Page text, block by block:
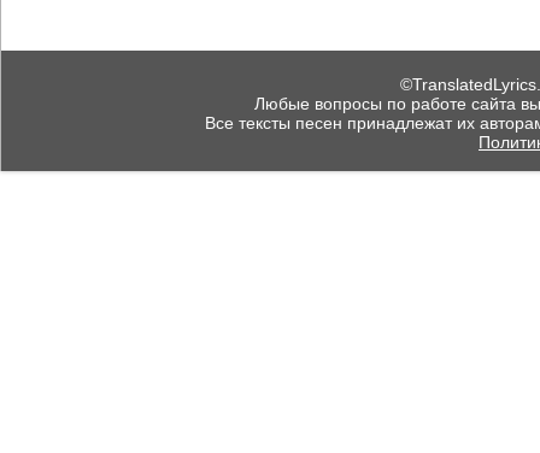
Любые вопросы по работе сайта
Все тексты песен принадлежат их